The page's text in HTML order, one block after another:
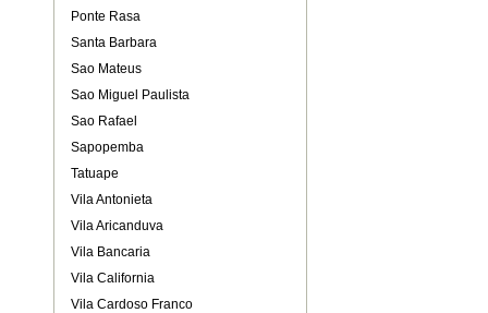
Ponte Rasa
Santa Barbara
Sao Mateus
Sao Miguel Paulista
Sao Rafael
Sapopemba
Tatuape
Vila Antonieta
Vila Aricanduva
Vila Bancaria
Vila California
Vila Cardoso Franco